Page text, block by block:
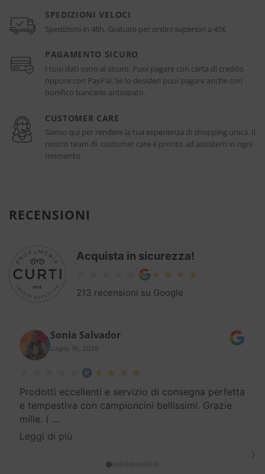
SPEDIZIONI VELOCI
Spedizioni in 48h. Gratuite per ordini superiori a 45€
PAGAMENTO SICURO
I tuoi dati sono al sicuro. Puoi pagare con carta di credito
oppure con PayPal. Se lo desideri puoi pagare anche con
bonifico bancario anticipato.
CUSTOMER CARE
Siamo qui per rendere la tua esperienza di shopping unica. Il
nostro team di customer care è pronto ad assisterti in ogni
momento.
RECENSIONI
Acquista in sicurezza!
213 recensioni su Google
Sonia Salvador
Luglio 16, 2026
Prodotti eccellenti e servizio di consegna perfetta
e tempestiva con campioncini bellissimi. Grazie
mille. ( …
Leggi di più
›